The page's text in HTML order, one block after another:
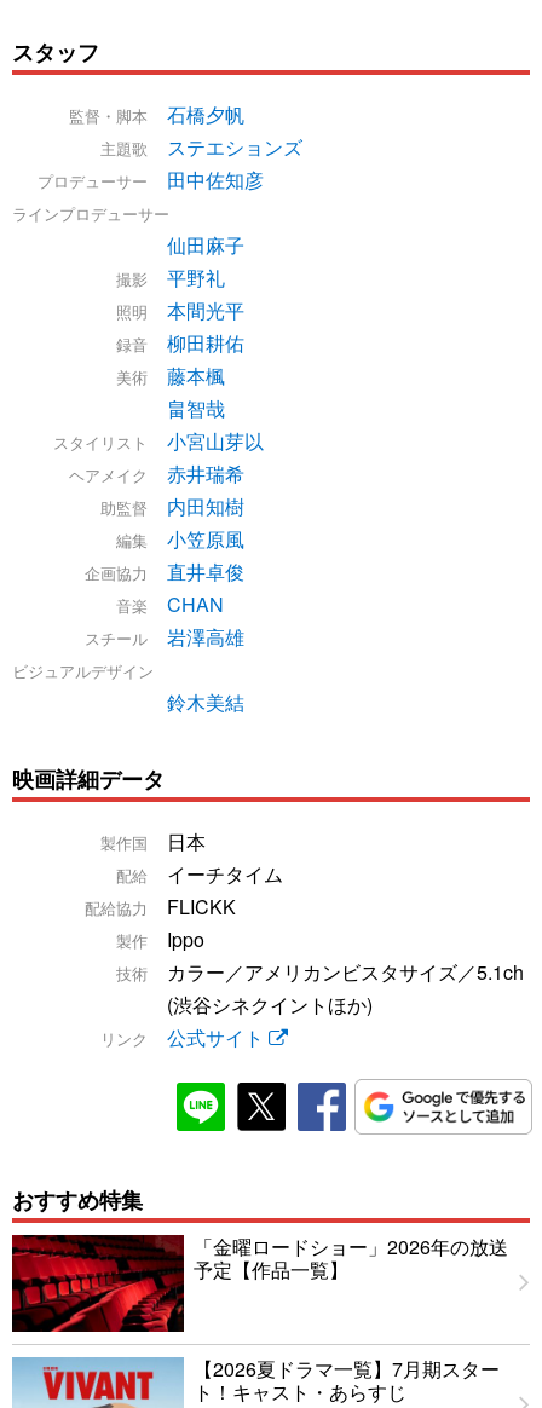
スタッフ
監督・脚本 石橋夕帆
主題歌 ステエションズ
プロデューサー 田中佐知彦
ラインプロデューサー
仙田麻子
撮影 平野礼
照明 本間光平
録音 柳田耕佑
美術
藤本楓
畠智哉
スタイリスト 小宮山芽以
ヘアメイク 赤井瑞希
助監督 内田知樹
編集 小笠原風
企画協力 直井卓俊
音楽 CHAN
スチール 岩澤高雄
ビジュアルデザイン
鈴木美結
映画詳細データ
製作国 日本
配給 イーチタイム
配給協力 FLICKK
製作 Ippo
技術
カラー／アメリカンビスタサイズ／5.1ch
(渋谷シネクイントほか)
リンク 公式サイト
おすすめ特集
「金曜ロードショー」2026年の放送
予定【作品一覧】
【2026夏ドラマ一覧】7月期スター
ト！キャスト・あらすじ